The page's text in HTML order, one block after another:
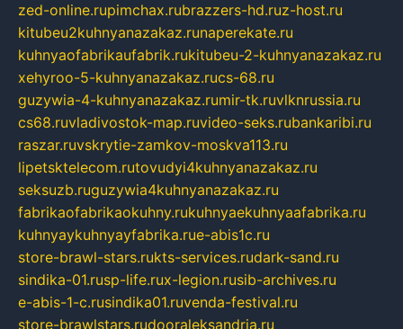
zed-online.rupimchax.rubrazzers-hd.ruz-host.ru
kitubeu2kuhnyanazakaz.runaperekate.ru
kuhnyaofabrikaufabrik.rukitubeu-2-kuhnyanazakaz.ru
xehyroo-5-kuhnyanazakaz.rucs-68.ru
guzywia-4-kuhnyanazakaz.rumir-tk.ruvlknrussia.ru
cs68.ruvladivostok-map.ruvideo-seks.rubankaribi.ru
raszar.ruvskrytie-zamkov-moskva113.ru
lipetsktelecom.rutovudyi4kuhnyanazakaz.ru
seksuzb.ruguzywia4kuhnyanazakaz.ru
fabrikaofabrikaokuhny.rukuhnyaekuhnyaafabrika.ru
kuhnyaykuhnyayfabrika.rue-abis1c.ru
store-brawl-stars.rukts-services.rudark-sand.ru
sindika-01.rusp-life.rux-legion.rusib-archives.ru
e-abis-1-c.rusindika01.ruvenda-festival.ru
store-brawlstars.rudooraleksandria.ru